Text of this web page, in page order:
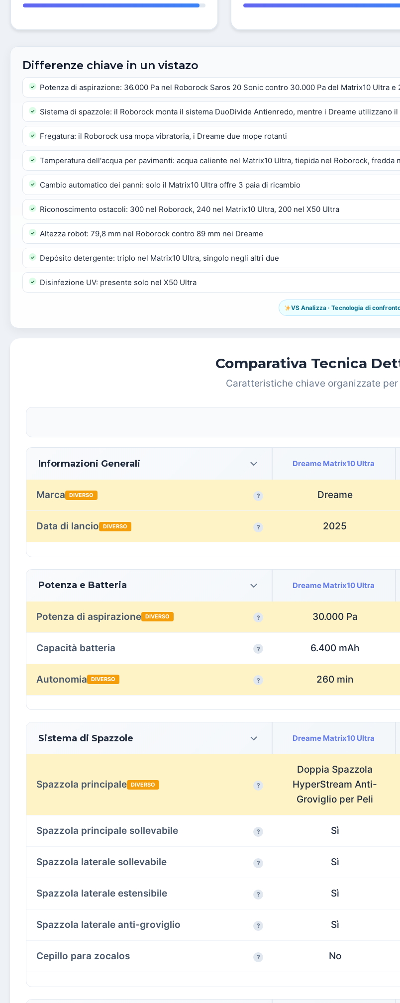
Differenze chiave in un vistazo
Potenza di aspirazione: 36.000 Pa nel Roborock Saros 20 Sonic contro 30.000 Pa del Matrix10 Ultra e
Sistema di spazzole: il Roborock monta il sistema DuoDivide Antienredo, mentre i Dreame utilizzano
Fregatura: il Roborock usa mopa vibratoria, i Dreame due mope rotanti
Temperatura dell'acqua per pavimenti: acqua caliente nel Matrix10 Ultra, tiepida nel Roborock, fredda
Cambio automatico dei panni: solo il Matrix10 Ultra offre 3 paia di ricambio
Riconoscimento ostacoli: 300 nel Roborock, 240 nel Matrix10 Ultra, 200 nel X50 Ultra
Altezza robot: 79,8 mm nel Roborock contro 89 mm nei Dreame
Depósito detergente: triplo nel Matrix10 Ultra, singolo negli altri due
Disinfezione UV: presente solo nel X50 Ultra
VS Analizza · Tecnologia di
Comparativa Tecnica
Caratteristiche chiave organizzate
Informazioni Generali Dreame Matrix10 Ultra
Marca DIVERSO ? Dreame
Data di lancio DIVERSO ? 2025
Potenza e Batteria Dreame Matrix10 Ultra
Potenza di aspirazione DIVERSO ? 30.000 Pa
Capacità batteria ? 6.400 mAh
Autonomia DIVERSO ? 260 min
Sistema di Spazzole Dreame Matrix10 Ultra
Spazzola principale DIVERSO ?
Doppia Spazzola
HyperStream Anti-
Groviglio per Peli
Spazzola principale sollevabile ? Sì
Spazzola laterale sollevabile ? Sì
Spazzola laterale estensibile ? Sì
Spazzola laterale anti-groviglio ? Sì
Cepillo para zocalos ? No